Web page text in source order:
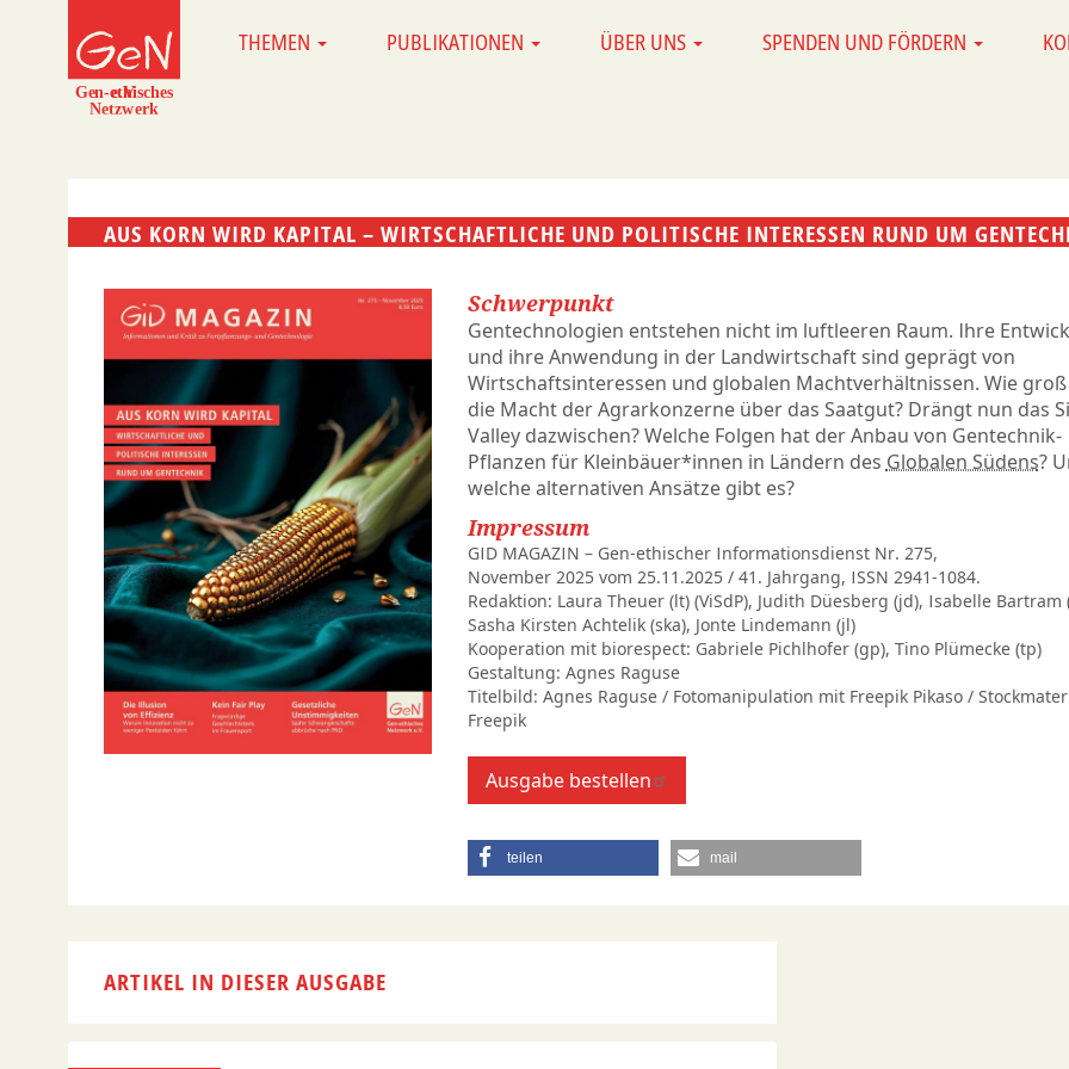
MAINTHEMEN PUBLIKATIONEN ÜBER UNS SPENDEN UND FÖRDERN
AUS KORN WIRD KAPITAL – WIRTSCHAFTLICHE UND POLITISCHE INTERESSEN RUND UM
Schwerpunkt
Gentechnologien entstehen nicht im luftleeren Raum. Ihre
und ihre Anwendung in der Landwirtschaft sind geprägt von
Wirtschaftsinteressen und globalen Machtverhältnissen. Wie
die Macht der Agrarkonzerne über das Saatgut? Drängt nun das
Valley dazwischen? Welche Folgen hat der Anbau von Gentechnik-
Pflanzen für Kleinbäuer*innen in Ländern des Globalen Südens?
welche alternativen Ansätze gibt es?
Impressum
GID MAGAZIN – Gen-ethischer Informationsdienst Nr. 275,
November 2025 vom 25.11.2025 / 41. Jahrgang, ISSN 2941-1084.
Redaktion: Laura Theuer (lt) (ViSdP), Judith Düesberg (jd), Isabelle Bartram
Sasha Kirsten Achtelik (ska), Jonte Lindemann (jl)
Kooperation mit biorespect: Gabriele Pichlhofer (gp), Tino Plümecke (tp)
Gestaltung: Agnes Raguse
Titelbild: Agnes Raguse / Fotomanipulation mit Freepik Pikaso /
Freepik
Ausgabe bestellen
teilen mail
ARTIKEL IN DIESER AUSGABE